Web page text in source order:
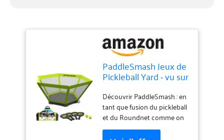
le cerveau derrière
PaddleSmash. Ingénieur
structurel et père de 7
enfants, Joe a conçu
PaddleSmash pour favoriser
les liens entre la famille et les
sport. Votre achat est sans
risque et soutient une
passion pour les sports de
plein air.
PaddleSmash Jeux de
Pickleball Yard - vu sur
plage; jardin, jeux de
plein air pour adultes
et famille -
Assemblage facile -
Découvrir PaddleSmash : en
tant que fusion du pickleball
et du Roundnet comme on
le voit sur Shark Tank,